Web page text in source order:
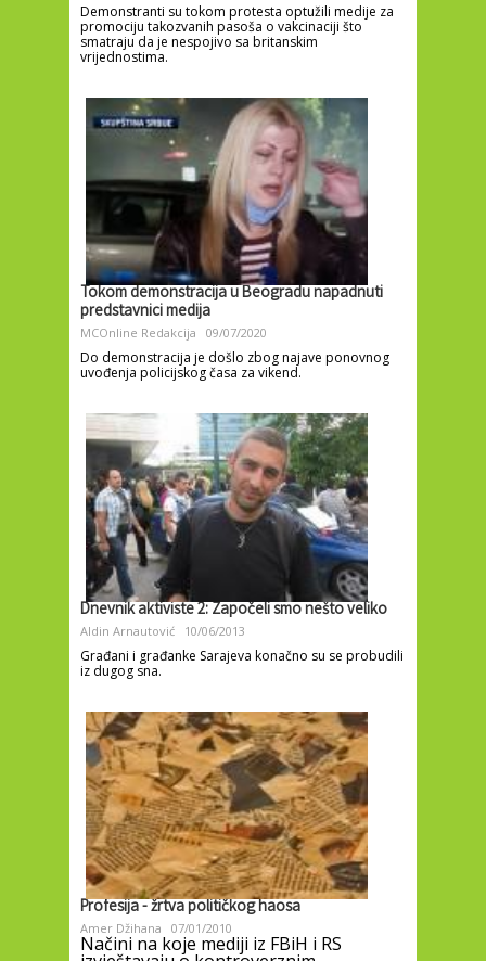
Demonstranti su tokom protesta optužili medije za
promociju takozvanih pasoša o vakcinaciji što
smatraju da je nespojivo sa britanskim
vrijednostima.
Tokom demonstracija u Beogradu napadnuti
predstavnici medija
MCOnline Redakcija 09/07/2020
Do demonstracija je došlo zbog najave ponovnog
uvođenja policijskog časa za vikend.
Dnevnik aktiviste 2: Započeli smo nešto veliko
Aldin Arnautović 10/06/2013
Građani i građanke Sarajeva konačno su se probudili
iz dugog sna.
Profesija - žrtva političkog haosa
Amer Džihana 07/01/2010
Načini na koje mediji iz FBiH i RS